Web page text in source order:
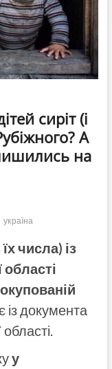
сиріт (і
А
на
україна
їх числа) із
області
із документа
у